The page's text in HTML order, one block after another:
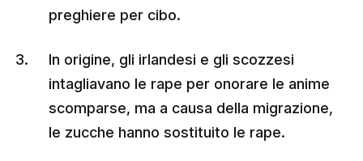
preghiere per cibo.
In origine, gli irlandesi e gli scozzesi
intagliavano le rape per onorare le anime
scomparse, ma a causa della migrazione,
le zucche hanno sostituito le rape.